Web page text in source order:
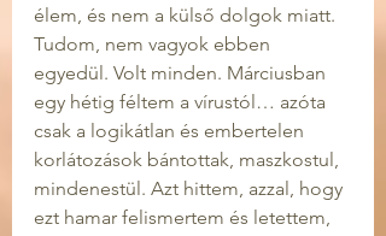
élem, és nem a külső dolgok miatt.
Tudom, nem vagyok ebben
egyedül. Volt minden. Márciusban
egy hétig féltem a vírustól… azóta
csak a logikátlan és embertelen
korlátozások bántottak, maszkostul,
mindenestül. Azt hittem, azzal, hogy
ezt hamar felismertem és letettem,